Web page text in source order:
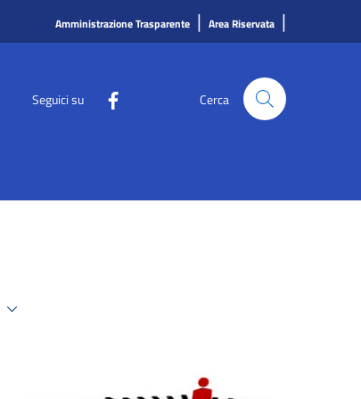
Amministrazione Trasparente | Area Riservata |
Seguici su Cerca